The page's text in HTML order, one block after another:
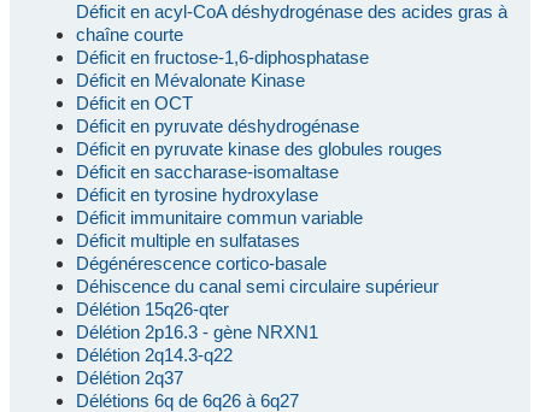
Déficit en acyl-CoA déshydrogénase des acides gras à
chaîne courte
Déficit en fructose-1,6-diphosphatase
Déficit en Mévalonate Kinase
Déficit en OCT
Déficit en pyruvate déshydrogénase
Déficit en pyruvate kinase des globules rouges
Déficit en saccharase-isomaltase
Déficit en tyrosine hydroxylase
Déficit immunitaire commun variable
Déficit multiple en sulfatases
Dégénérescence cortico-basale
Déhiscence du canal semi circulaire supérieur
Délétion 15q26-qter
Délétion 2p16.3 - gène NRXN1
Délétion 2q14.3-q22
Délétion 2q37
Délétions 6q de 6q26 à 6q27